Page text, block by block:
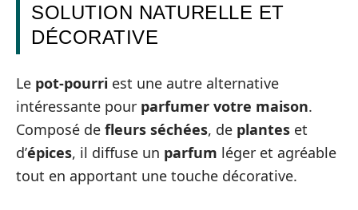
SOLUTION NATURELLE ET
DÉCORATIVE
Le pot-pourri est une autre alternative
intéressante pour parfumer votre maison.
Composé de fleurs séchées, de plantes et
d’épices, il diffuse un parfum léger et agréable
tout en apportant une touche décorative.